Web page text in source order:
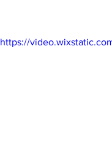
https://